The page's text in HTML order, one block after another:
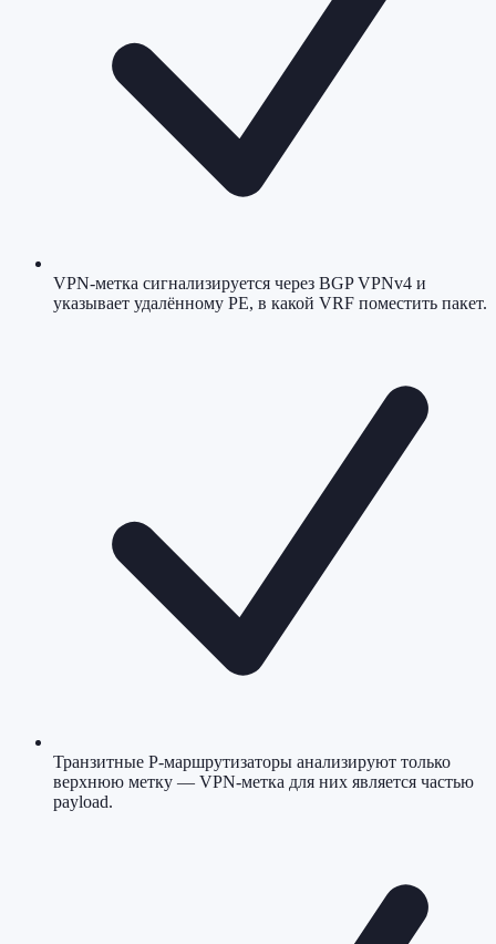
VPN-метка сигнализируется через BGP VPNv4 и
указывает удалённому PE, в какой VRF поместить пакет.
Транзитные P-маршрутизаторы анализируют только
верхнюю метку — VPN-метка для них является частью
payload.